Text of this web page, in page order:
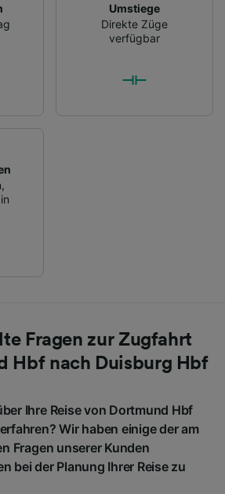
Umstiege
Direkte Züge
verfügbar
,
Fragen zur Zugfahrt
Hbf nach Duisburg Hbf
Ihre Reise von Dortmund Hbf
Wir haben einige der am
Fragen unserer Kunden
bei der Planung Ihrer Reise zu